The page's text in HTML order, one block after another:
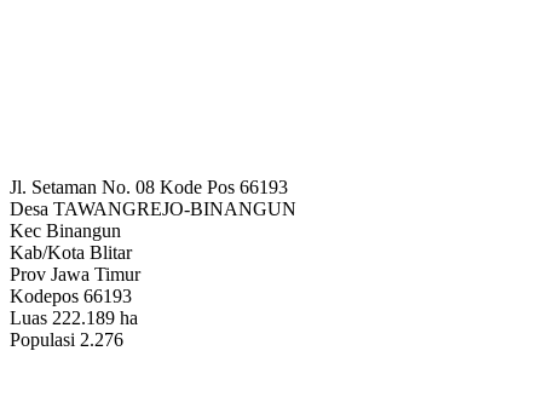
Jl. Setaman No. 08 Kode Pos 66193
Desa TAWANGREJO-BINANGUN
Kec Binangun
Kab/Kota Blitar
Prov Jawa Timur
Kodepos 66193
Luas 222.189 ha
Populasi 2.276